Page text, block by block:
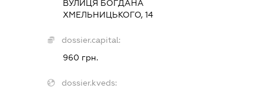
ВУЛИЦЯ БОГДАНА
ХМЕЛЬНИЦЬКОГО, 14
dossier.capital:
960 грн.
dossier.kveds: